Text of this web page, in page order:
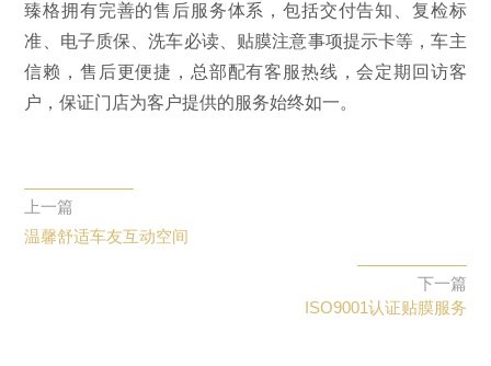
臻格拥有完善的售后服务体系，包括交付告知、复检标
准、电子质保、洗车必读、贴膜注意事项提示卡等，车主
信赖，售后更便捷，总部配有客服热线，会定期回访客
户，保证门店为客户提供的服务始终如一。
上一篇
温馨舒适车友互动空间
下一篇
ISO9001认证贴膜服务